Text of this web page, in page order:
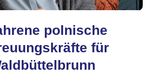
polnische
für